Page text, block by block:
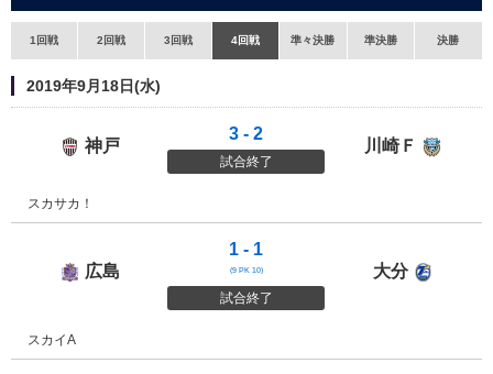
1回戦 2回戦 3回戦 4回戦 準々決勝 準決勝 決勝
2019年9月18日(水)
ヴィッセル神戸
神戸
3 - 2
試合終了
川崎Ｆ
スカサカ！
サンフレッチェ広島
広島
1 - 1
(9 PK 10)
試合終了
大分
スカイA